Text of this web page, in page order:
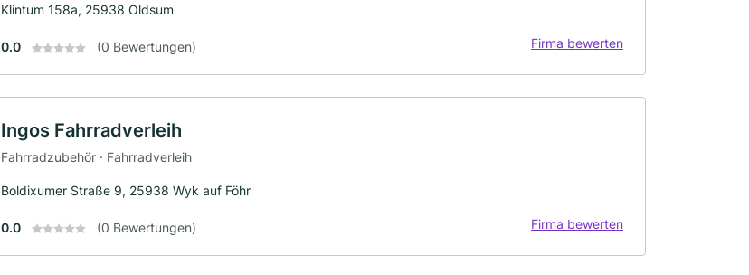
Klintum 158a, 25938 Oldsum
0.0 (0 Bewertungen) Firma bewerten
Ingos Fahrradverleih
Fahrradzubehör · Fahrradverleih
Boldixumer Straße 9, 25938 Wyk auf Föhr
0.0 (0 Bewertungen) Firma bewerten